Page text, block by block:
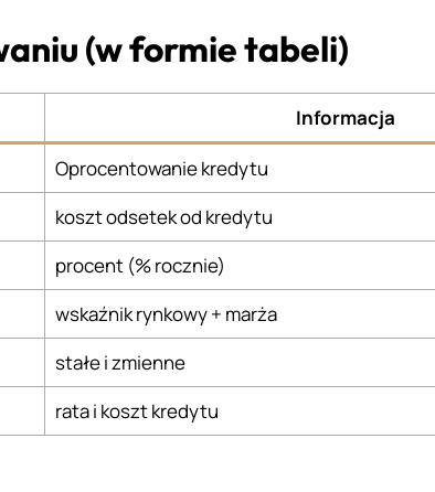
(w formie tabeli)
Informacja
Oprocentowanie kredytu
koszt odsetek od kredytu
procent (% rocznie)
wskaźnik rynkowy + marża
stałe i zmienne
rata i koszt kredytu